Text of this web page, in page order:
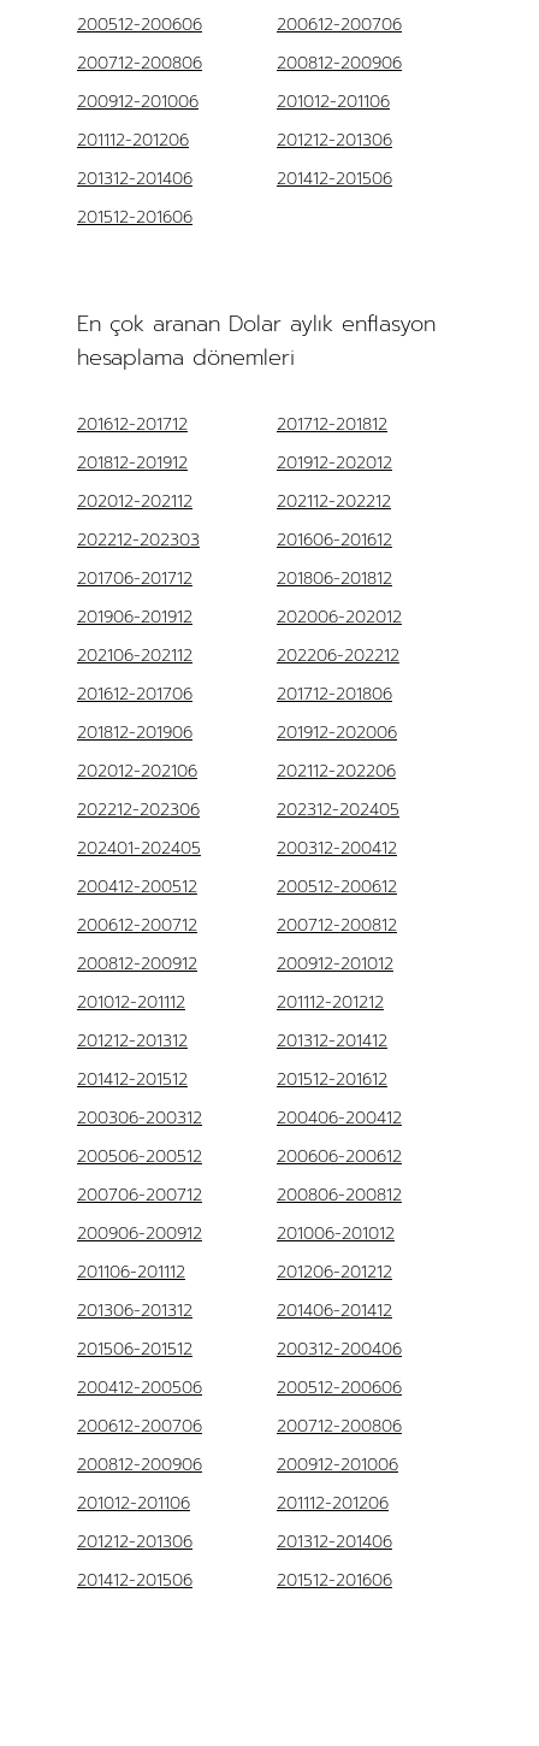
200512-200606
200612-200706
200712-200806
200812-200906
200912-201006
201012-201106
201112-201206
201212-201306
201312-201406
201412-201506
201512-201606
En çok aranan Dolar aylık enflasyon
hesaplama dönemleri
201612-201712
201712-201812
201812-201912
201912-202012
202012-202112
202112-202212
202212-202303
201606-201612
201706-201712
201806-201812
201906-201912
202006-202012
202106-202112
202206-202212
201612-201706
201712-201806
201812-201906
201912-202006
202012-202106
202112-202206
202212-202306
202312-202405
202401-202405
200312-200412
200412-200512
200512-200612
200612-200712
200712-200812
200812-200912
200912-201012
201012-201112
201112-201212
201212-201312
201312-201412
201412-201512
201512-201612
200306-200312
200406-200412
200506-200512
200606-200612
200706-200712
200806-200812
200906-200912
201006-201012
201106-201112
201206-201212
201306-201312
201406-201412
201506-201512
200312-200406
200412-200506
200512-200606
200612-200706
200712-200806
200812-200906
200912-201006
201012-201106
201112-201206
201212-201306
201312-201406
201412-201506
201512-201606